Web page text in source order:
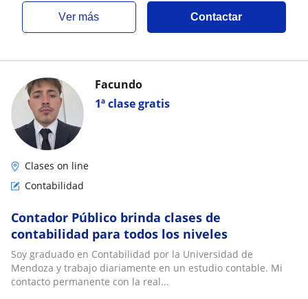
ver más Contactar
1ª clase gratis
Facundo
Clases on line
Contabilidad
Contador Público brinda clases de
contabilidad para todos los niveles
Soy graduado en Contabilidad por la Universidad de
Mendoza y trabajo diariamente en un estudio contable. Mi
contacto permanente con la real...